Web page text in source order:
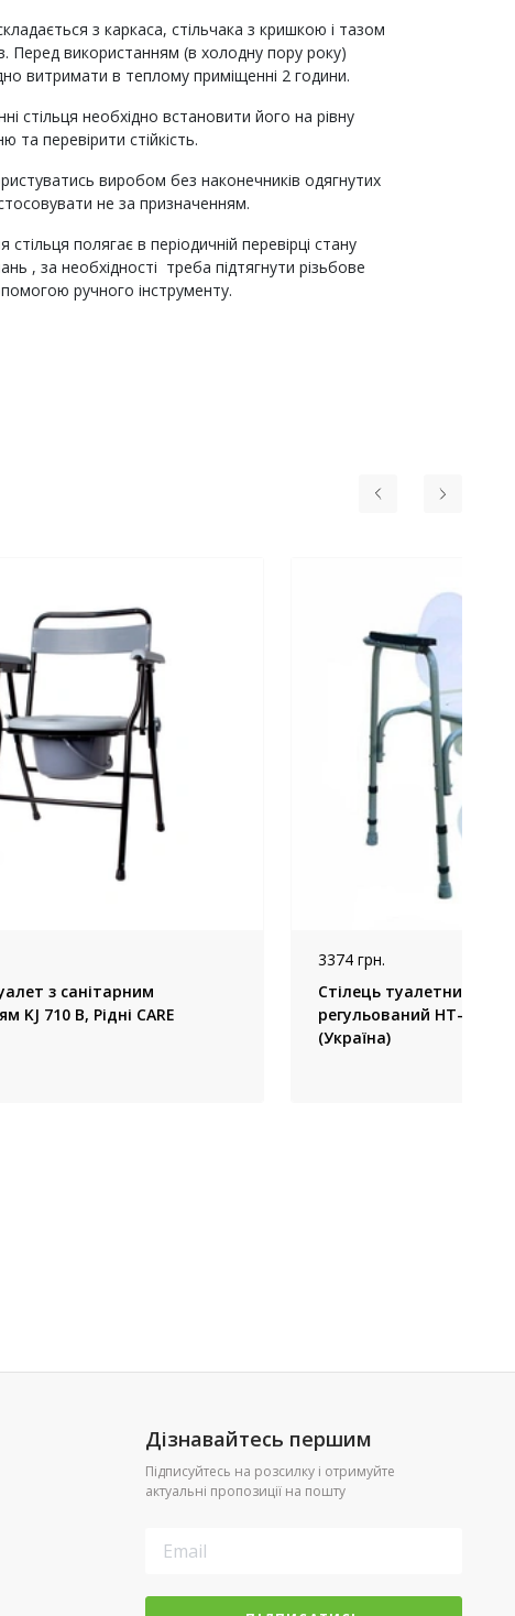
з каркаса, стільчака з кришкою і тазом
Перед використанням (в холодну пору року)
витримати в теплому приміщенні 2 години.
стільця необхідно встановити його на рівну
та перевірити стійкість.
виробом без наконечників одягнутих
не за призначенням.
стільця полягає в періодичній перевірці стану
, за необхідності треба підтягнути різьбове
ручного інструменту.
з санітарним
KJ 710 B, Рідні CARE
3374 грн.
Стілець туалетний
регульований НТ-04-
(Україна)
Дізнавайтесь першим
Підписуйтесь на розсилку і отримуйте
актуальні пропозиції на пошту